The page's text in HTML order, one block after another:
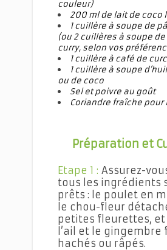
couleur)
200 ml de lait de coco
1 cuillère à soupe de
(ou 2 cuillères à soupe
curry, selon vos
1 cuillère à café de
1 cuillère à soupe
ou de coco
Sel et poivre au goût
Coriandre fraîche pour
Préparation et
Etape 1 : Assurez-
tous les ingrédients
prêts : le poulet en
le chou-fleur
petites fleurettes, et
l’ail et le
hachés ou râpés.